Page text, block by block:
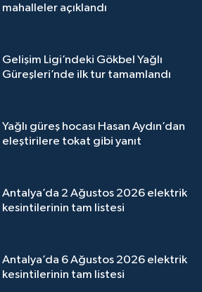
mahalleler açıklandı
Gelişim Ligi’ndeki Gökbel Yağlı
Güreşleri’nde ilk tur tamamlandı
Yağlı güreş hocası Hasan Aydın’dan
eleştirilere tokat gibi yanıt
Antalya’da 2 Ağustos 2026 elektrik
kesintilerinin tam listesi
Antalya’da 6 Ağustos 2026 elektrik
kesintilerinin tam listesi